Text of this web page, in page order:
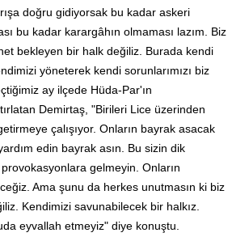
doğru gidiyorsak bu kadar askeri
bu kadar karargâhın olmaması lazım. Biz
bekleyen bir halk değiliz. Burada kendi
yöneterek kendi sorunlarımızı biz
ay ilçede Hüda-Par'ın
Demirtaş, "Birileri Lice üzerinden
çalışıyor. Onların bayrak asacak
edin bayrak asın. Bu sizin dik
gelmeyin. Onların
Ama şunu da herkes unutmasın ki biz
Kendimizi savunabilecek bir halkız.
eyvallah etmeyiz" diye konuştu.